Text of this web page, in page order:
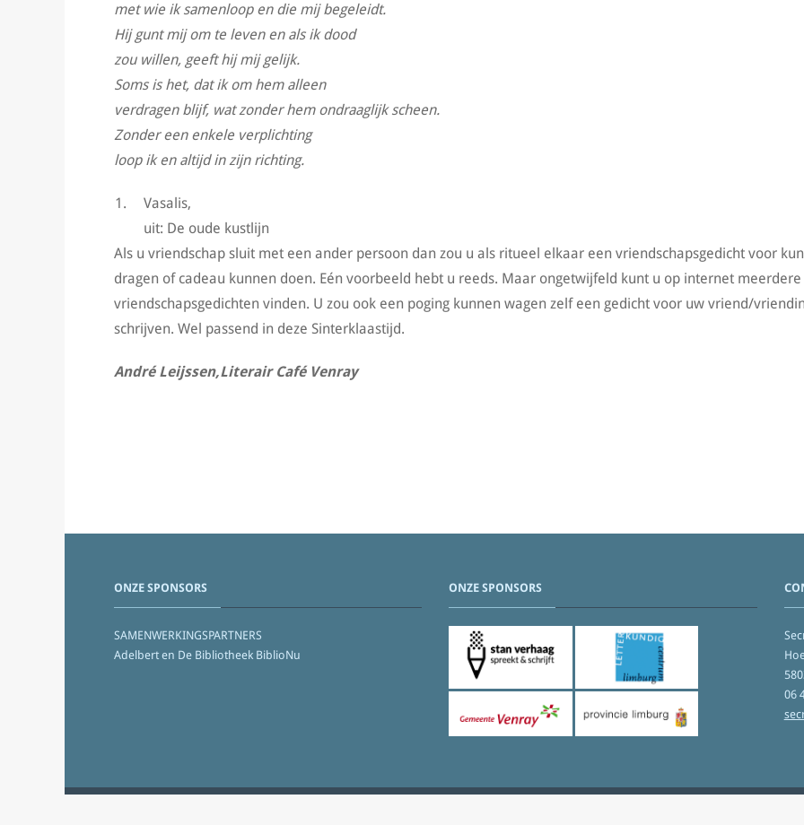
met wie ik samenloop en die mij begeleidt.
Hij gunt mij om te leven en als ik dood
zou willen, geeft hij mij gelijk.
Soms is het, dat ik om hem alleen
verdragen blijf, wat zonder hem ondraaglijk scheen.
Zonder een enkele verplichting
loop ik en altijd in zijn richting.
Vasalis,
uit: De oude kustlijn
Als u vriendschap sluit met een ander persoon dan zou u als ritueel elkaar een vriendschapsgedicht voor
dragen of cadeau kunnen doen. Eén voorbeeld hebt u reeds. Maar ongetwijfeld kunt u op internet meerdere
vriendschapsgedichten vinden. U zou ook een poging kunnen wagen zelf een gedicht voor uw vriend/
schrijven. Wel passend in deze Sinterklaastijd.
André Leijssen,Literair Café Venray
ONZE SPONSORS
SAMENWERKINGSPARTNERS
Adelbert en De Bibliotheek BiblioNu
ONZE SPONSORS
06